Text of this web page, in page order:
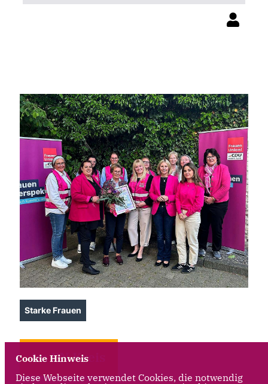
Starke Frauen
im EN Kreis
Cookie Hinweis
Diese Webseite verwendet Cookies, die notwendig